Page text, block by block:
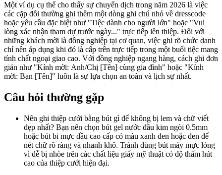
Một ví dụ cụ thể cho thấy sự chuyển dịch trong năm 2026 là việc
các cặp đôi thường ghi thêm một dòng ghi chú nhỏ về dresscode
hoặc yêu cầu đặc biệt như "Tiệc dành cho người lớn" hoặc "Vui
lòng xác nhận tham dự trước ngày..." trực tiếp lên thiệp. Đối với
những khách mời là đồng nghiệp tại cơ quan, việc ghi rõ chức danh
chỉ nên áp dụng khi đó là cấp trên trực tiếp trong một buổi tiệc mang
tính chất ngoại giao cao. Với đồng nghiệp ngang hàng, cách ghi đơn
giản như "Kính mời: Anh/Chị [Tên] cùng gia đình" hoặc "Kính
mời: Bạn [Tên]" luôn là sự lựa chọn an toàn và lịch sự nhất.
Câu hỏi thường gặp
Nên ghi thiệp cưới bằng bút gì để không bị lem và chữ viết
đẹp nhất? Bạn nên chọn bút gel nước đầu kim ngòi 0.5mm
hoặc bút bi mực dầu cao cấp có màu xanh đen hoặc đen để
nét chữ rõ ràng và nhanh khô. Tránh dùng bút máy mực lỏng
vì dễ bị nhòe trên các chất liệu giấy mỹ thuật có độ thấm hút
cao của thiệp cưới hiện đại.